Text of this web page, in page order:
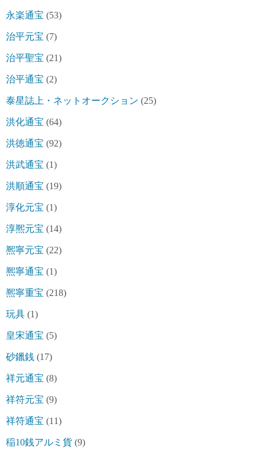
永楽通宝 (53)
治平元宝 (7)
治平聖宝 (21)
治平通宝 (2)
泰星誌上・ネットオークション (25)
洪化通宝 (64)
洪徳通宝 (92)
洪武通宝 (1)
洪順通宝 (19)
淳化元宝 (1)
淳熈元宝 (14)
熈寧元宝 (22)
熈寧通宝 (1)
熈寧重宝 (218)
玩具 (1)
皇宋通宝 (5)
砂鑞銭 (17)
祥元通宝 (8)
祥符元宝 (9)
祥符通宝 (11)
稲10銭アルミ貨 (9)